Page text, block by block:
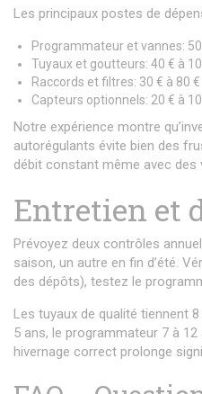
Les principaux postes de
Programmateur et vannes:
Tuyaux et goutteurs: 40 € à
Raccords et filtres: 30 € à 80 €
Capteurs optionnels: 20 € à
Notre expérience montre
autorégulants évite bien des
débit constant même avec des
Entretien et
Prévoyez deux contrôles
saison, un autre en fin d’été.
des dépôts), testez le
Les tuyaux de qualité tiennent
5 ans, le programmateur 7 à
hivernage correct prolonge